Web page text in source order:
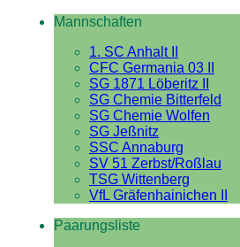
Mannschaften
1. SC Anhalt II
CFC Germania 03 II
SG 1871 Löberitz II
SG Chemie Bitterfeld
SG Chemie Wolfen
SG Jeßnitz
SSC Annaburg
SV 51 Zerbst/Roßlau
TSG Wittenberg
VfL Gräfenhainichen II
Paarungsliste